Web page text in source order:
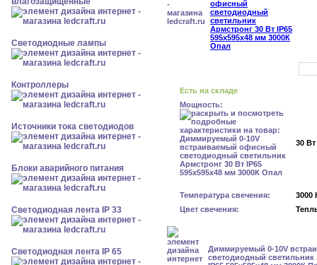
Светодиодные лампы
Контроллеры
Источники тока светодиодов
Блоки аварийного питания
Светодиодная лента IP 33
Светодиодная лента IP 65
Есть на складе
Мощность:
30 Вт
Температура свечения:
3000
Цвет свечения:
Диммируемый 0-10V
светодиодный светильник